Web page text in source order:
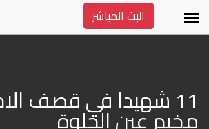
البث المباشر
مخيم عين الحلوة